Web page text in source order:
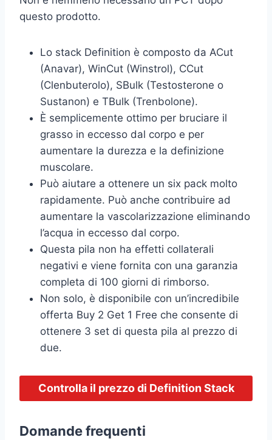
questo prodotto.
Lo stack Definition è composto da ACut
(Anavar), WinCut (Winstrol), CCut
(Clenbuterolo), SBulk (Testosterone o
Sustanon) e TBulk (Trenbolone).
È semplicemente ottimo per bruciare il
grasso in eccesso dal corpo e per
aumentare la durezza e la definizione
muscolare.
Può aiutare a ottenere un six pack molto
rapidamente. Può anche contribuire ad
aumentare la vascolarizzazione eliminando
l’acqua in eccesso dal corpo.
Questa pila non ha effetti collaterali
negativi e viene fornita con una garanzia
completa di 100 giorni di rimborso.
Non solo, è disponibile con un’incredibile
offerta Buy 2 Get 1 Free che consente di
ottenere 3 set di questa pila al prezzo di
due.
Controlla il prezzo di Definition Stack
Domande frequenti